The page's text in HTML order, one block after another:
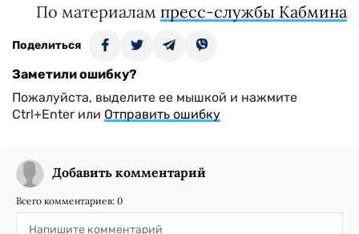
По материалам пресс-службы Кабмина
Поделиться
Заметили ошибку?
Пожалуйста, выделите ее мышкой и нажмите
Ctrl+Enter или Отправить ошибку
Добавить комментарий
Всего комментариев: 0